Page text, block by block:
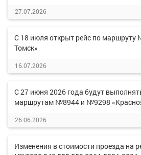
27.07.2026
С 18 июля открыт рейс по маршруту
Томск»
16.07.2026
С 27 июня 2026 года будут
маршрутам №8944 и №9298
26.06.2026
Изменения в стоимости проезда на